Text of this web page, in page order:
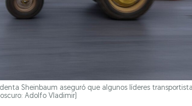
Sheinbaum aseguró que algunos líderes
Adolfo Vladimir)